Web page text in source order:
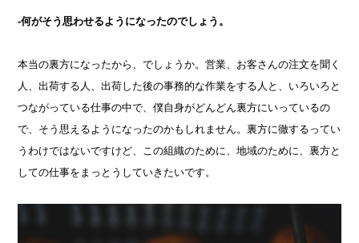
-何がそう思わせるようになったのでしょう。
本当の裏方になったから、でしょうか。営業、お客さんの注文を聞く
人、出荷する人、出荷した後の事務的な作業をする人と、いろいろと
つながっている仕事の中で、僕自身がどんどん裏方にいっているの
で、そう思えるようになったのかもしれません。裏方に徹するってい
うわけではないですけど、この組織のために、地域のために、裏方と
しての仕事をまっとうしていきたいです。